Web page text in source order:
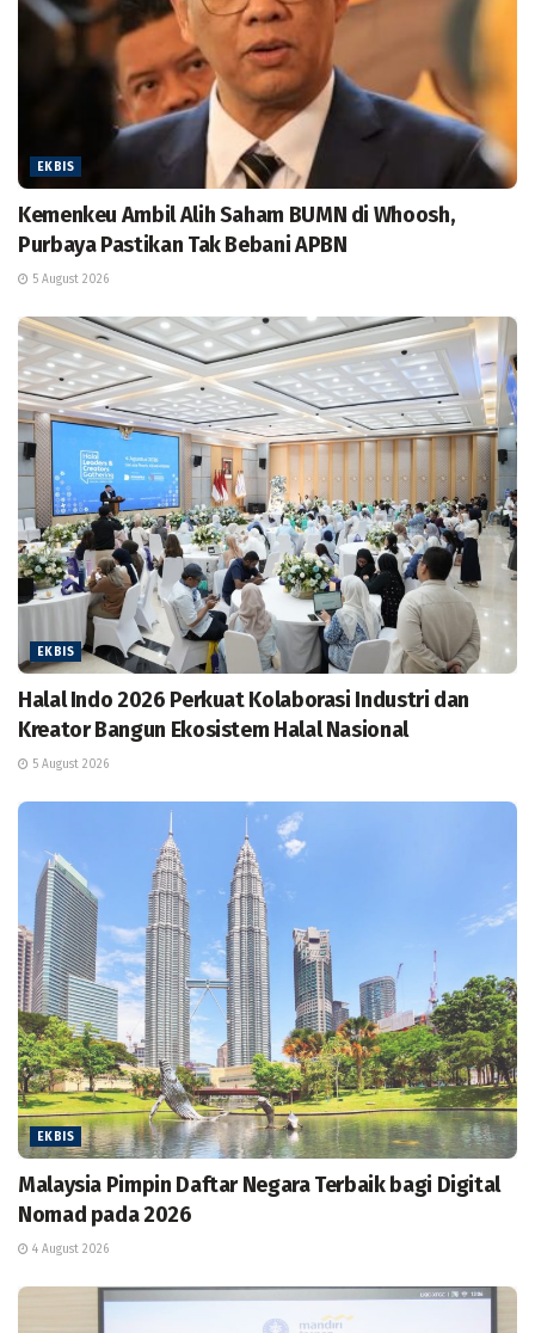
EKBIS
Kemenkeu Ambil Alih Saham BUMN di Whoosh,
Purbaya Pastikan Tak Bebani APBN
5 August 2026
EKBIS
Halal Indo 2026 Perkuat Kolaborasi Industri dan
Kreator Bangun Ekosistem Halal Nasional
5 August 2026
EKBIS
Malaysia Pimpin Daftar Negara Terbaik bagi Digital
Nomad pada 2026
4 August 2026